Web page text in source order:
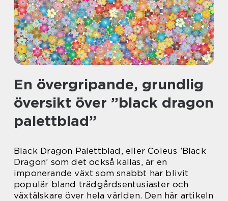
En övergripande, grundlig
översikt över ”black dragon
palettblad”
Black Dragon Palettblad, eller Coleus ’Black
Dragon’ som det också kallas, är en
imponerande växt som snabbt har blivit
populär bland trädgårdsentusiaster och
växtälskare över hela världen. Den här artikeln